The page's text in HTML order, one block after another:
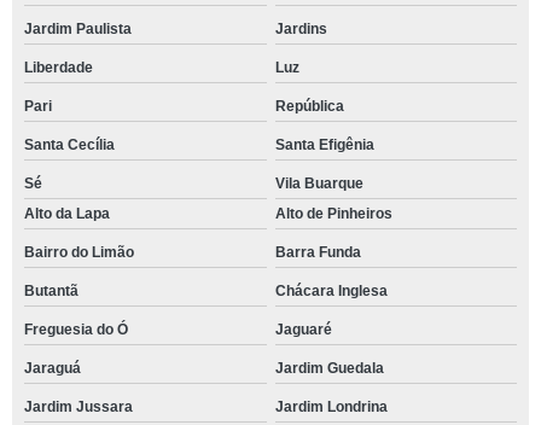
Jardim Paulista Jardins
Liberdade Luz
Pari República
Santa Cecília Santa Efigênia
Sé
Vila Buarque
Alto da Lapa
Alto de Pinheiros
Bairro do Limão Barra Funda
Butantã Chácara Inglesa
Freguesia do Ó Jaguaré
Jaraguá Jardim Guedala
Jardim Jussara Jardim Londrina